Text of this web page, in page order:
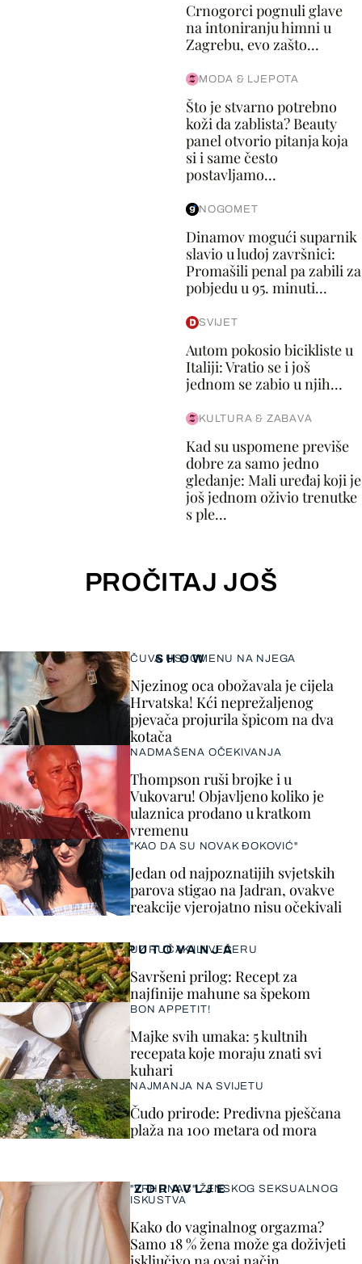
Crnogorci pognuli glave
na intoniranju himni u
Zagrebu, evo zašto...
MODA & LJEPOTA
Što je stvarno potrebno
koži da zablista? Beauty
panel otvorio pitanja koja
si i same često
postavljamo...
NOGOMET
Dinamov mogući suparnik
slavio u ludoj završnici:
Promašili penal pa zabili za
pobjedu u 95. minuti...
SVIJET
Autom pokosio bicikliste u
Italiji: Vratio se i još
jednom se zabio u njih...
KULTURA & ZABAVA
Kad su uspomene previše
dobre za samo jedno
gledanje: Mali uređaj koji je
još jednom oživio trenutke
s ple...
PROČITAJ JOŠ
SHOW
ČUVA USPOMENU NA NJEGA
Njezinog oca obožavala je cijela
Hrvatska! Kći neprežaljenog
pjevača projurila špicom na dva
kotača
NADMAŠENA OČEKIVANJA
Thompson ruši brojke i u
Vukovaru! Objavljeno koliko je
ulaznica prodano u kratkom
vremenu
"KAO DA SU NOVAK ĐOKOVIĆ"
Jedan od najpoznatijih svjetskih
parova stigao na Jadran, ovakve
reakcije vjerojatno nisu očekivali
ZDRAVLJE
"VRHUNAC" ŽENSKOG SEKSUALNOG
ISKUSTVA
Kako do vaginalnog orgazma?
Samo 18 % žena može ga doživjeti
PUTOVANJA
UZ RUČAK ILI VEČERU
Savršeni prilog: Recept za
najfinije mahune sa špekom
BON APPETIT!
Majke svih umaka: 5 kultnih
recepata koje moraju znati svi
kuhari
NAJMANJA NA SVIJETU
Čudo prirode: Predivna pješčana
plaža na 100 metara od mora